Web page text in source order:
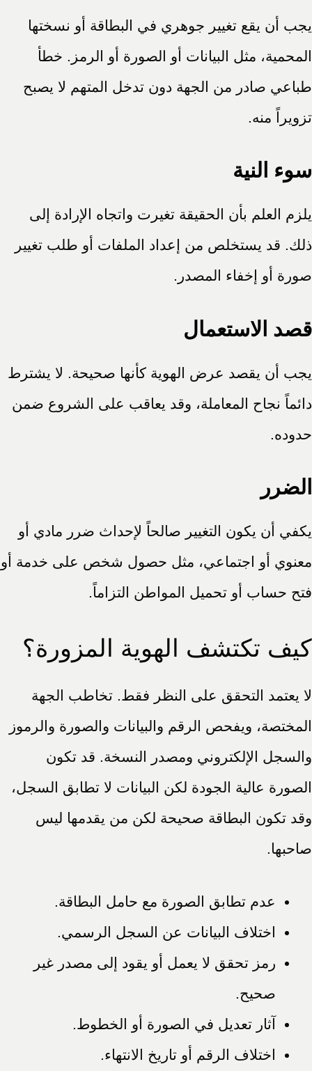
يجب أن يقع تغيير جوهري في البطاقة أو نسختها
المحمية، مثل البيانات أو الصورة أو الرمز. خطأ
طباعي صادر من الجهة دون تدخل المتهم لا يصبح
تزويراً منه.
سوء النية
يلزم العلم بأن الحقيقة تغيرت واتجاه الإرادة إلى
ذلك. قد يستخلص من إعداد الملفات أو طلب تغيير
صورة أو إخفاء المصدر.
قصد الاستعمال
يجب أن يقصد عرض الهوية كأنها صحيحة. لا يشترط
دائماً نجاح المعاملة، وقد يعاقب على الشروع ضمن
حدوده.
الضرر
يكفي أن يكون التغيير صالحاً لإحداث ضرر مادي أو
معنوي أو اجتماعي، مثل حصول شخص على خدمة أو
فتح حساب أو تحميل المواطن التزاماً.
كيف تكتشف الهوية المزورة؟
لا يعتمد التحقق على النظر فقط. تخاطب الجهة
المختصة، ويفحص الرقم والبيانات والصورة والرموز
والسجل الإلكتروني ومصدر النسخة. قد تكون
الصورة عالية الجودة لكن البيانات لا تطابق السجل،
وقد تكون البطاقة صحيحة لكن من يقدمها ليس
صاحبها.
عدم تطابق الصورة مع حامل البطاقة.
اختلاف البيانات عن السجل الرسمي.
رمز تحقق لا يعمل أو يقود إلى مصدر غير
صحيح.
آثار تعديل في الصورة أو الخطوط.
اختلاف الرقم أو تاريخ الانتهاء.